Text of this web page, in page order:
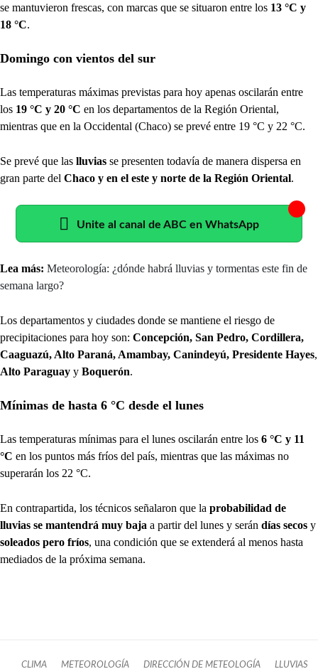
se mantuvieron frescas, con marcas que se situaron entre los 13 °C y
18 °C.
Domingo con vientos del sur
Las temperaturas máximas previstas para hoy apenas oscilarán entre
los 19 °C y 20 °C en los departamentos de la Región Oriental,
mientras que en la Occidental (Chaco) se prevé entre 19 °C y 22 °C.
Se prevé que las lluvias se presenten todavía de manera dispersa en
gran parte del Chaco y en el este y norte de la Región Oriental.
Unite al canal de ABC en WhatsApp
Lea más: Meteorología: ¿dónde habrá lluvias y tormentas este fin de
semana largo?
Los departamentos y ciudades donde se mantiene el riesgo de
precipitaciones para hoy son: Concepción, San Pedro, Cordillera,
Caaguazú, Alto Paraná, Amambay, Canindeyú, Presidente Hayes,
Alto Paraguay y Boquerón.
Mínimas de hasta 6 °C desde el lunes
Las temperaturas mínimas para el lunes oscilarán entre los 6 °C y 11
°C en los puntos más fríos del país, mientras que las máximas no
superarán los 22 °C.
En contrapartida, los técnicos señalaron que la probabilidad de
lluvias se mantendrá muy baja a partir del lunes y serán días secos y
soleados pero fríos, una condición que se extenderá al menos hasta
mediados de la próxima semana.
CLIMA METEOROLOGÍA DIRECCIÓN DE METEOLOGÍA LLUVIAS